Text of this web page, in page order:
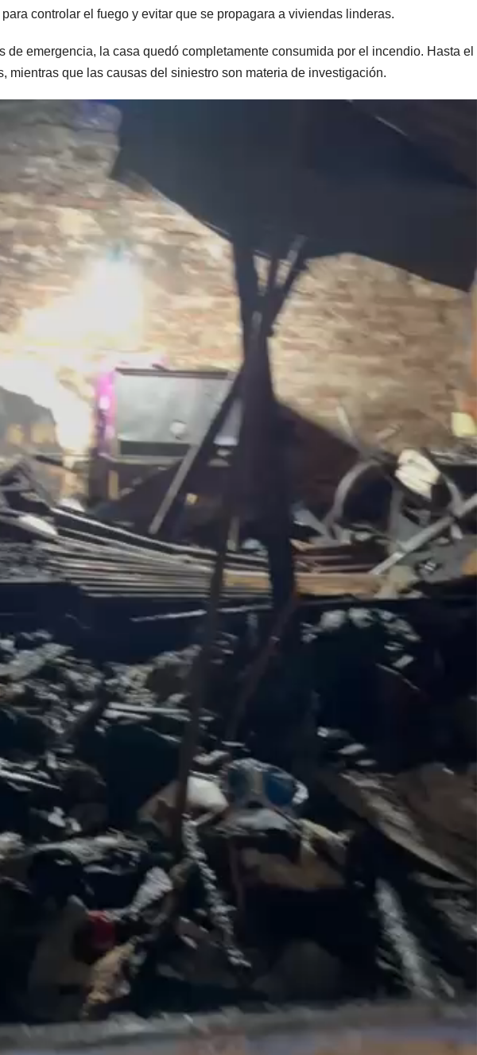
controlar el fuego y evitar que se propagara a viviendas linderas.
de emergencia, la casa quedó completamente consumida por el incendio. Hasta el
mientras que las causas del siniestro son materia de investigación.